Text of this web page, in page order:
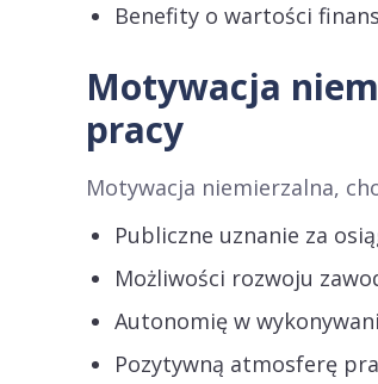
Benefity o wartości
Motywacja
pracy
Motywacja niemierzalna,
Publiczne uznanie za
Możliwości rozwoju
Autonomię w
Pozytywną atmosferę